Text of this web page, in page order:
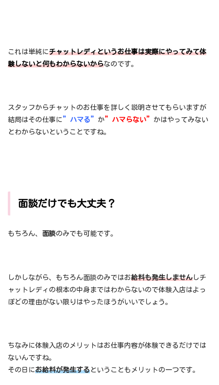
これは単純にチャットレディというお仕事は実際にやってみて体
験しないと何もわからないからなのです。
スタッフからチャットのお仕事を詳しく説明させてもらいますが
結局はその仕事に”ハマる” か”ハマらない” かはやってみない
とわからないということですね。
面談だけでも大丈夫？
もちろん、 面談のみでも可能です。
しかしながら、もちろん面談のみではお給料も発生しません しチ
ャットレディの根本の中身まではわからないので体験入店はよっ
ぽどの理由がない限りはやったほうがいいでしょう。
ちなみに体験入店のメリットはお仕事内容が体験できるだけでは
ないんですね。
その日にお給料が発生するということもメリットの一つです。